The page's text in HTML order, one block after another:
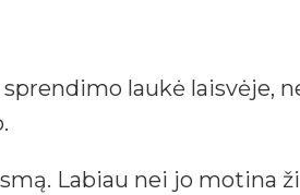
laukė laisvėje,
Labiau nei jo motina